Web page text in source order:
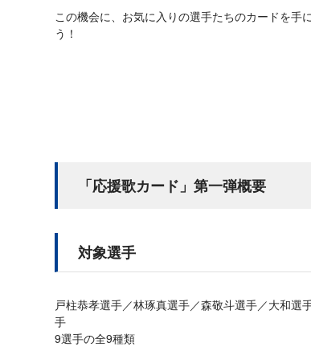
この機会に、お気に入りの選手たちのカードを手
う！
「応援歌カード」第一弾概要
対象選手
戸柱恭孝選手／林琢真選手／森敬斗選手／大和
手
9選手の全9種類